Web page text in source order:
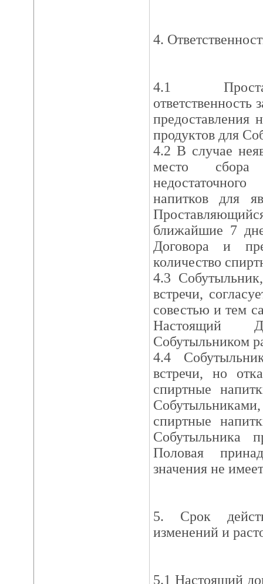
4.
4.1
ответственность
предоставления
продуктов для
4.2 В случае
место сбора
напитков для
ближайшие 7
Договора и
количество
4.3
встречи,
совестью и тем
Настоящий
Собутыльником
4.4
встречи, но
спиртные
спиртные
Собутыльника
Половая
значения не
5. Срок
изменений и
5.1 Настоящий